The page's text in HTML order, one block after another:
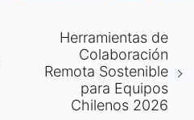
Herramientas de
Colaboración
Remota Sostenible
para Equipos
Chilenos 2026